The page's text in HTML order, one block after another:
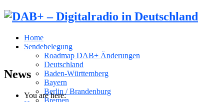
Home
Sendebelegung
Roadmap DAB+ Änderungen
Deutschland
Baden-Württemberg
Bayern
Berlin / Brandenburg
Bremen
News
You are here: